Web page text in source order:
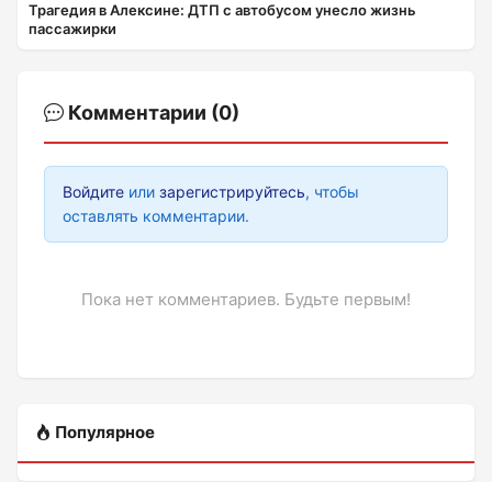
Трагедия в Алексине: ДТП с автобусом унесло жизнь
пассажирки
Комментарии (0)
Войдите или зарегистрируйтесь, чтобы
оставлять комментарии.
Пока нет комментариев. Будьте первым!
Популярное